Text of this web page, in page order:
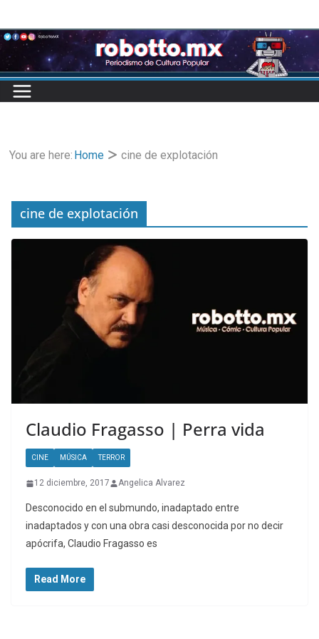
to
content
You are here: Home cine de explotación
cine de explotación
Claudio Fragasso | Perra vida
CINE MÚSICA TERROR
12 diciembre, 2017 Angelica Alvarez
Desconocido en el submundo, inadaptado entre
inadaptados y con una obra casi desconocida por no decir
apócrifa, Claudio Fragasso es
Read More